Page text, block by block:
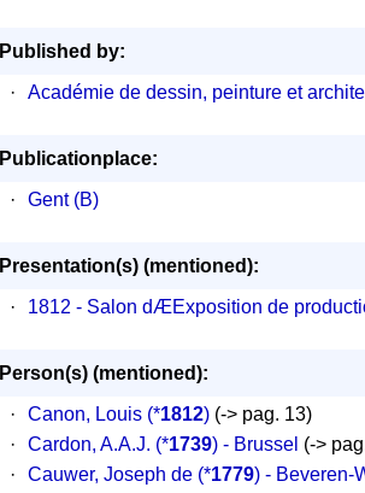
Published by:
·
Académie de dessin, peinture et
Publicationplace:
·
Gent (B)
Presentation(s) (mentioned):
·
1812 - Salon dÆExposition de
Person(s) (mentioned):
·
Canon, Louis (*1812) (-> pag. 13)
·
Cardon, A.A.J. (*1739) - Brussel (->
·
Cauwer, Joseph de (*1779) - Beveren-